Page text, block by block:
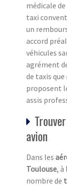
médicale
taxi
un
accord
véhicules
agrément
de taxis
proposent
assis
avion
Dans les
Toulouse, à
nombre de